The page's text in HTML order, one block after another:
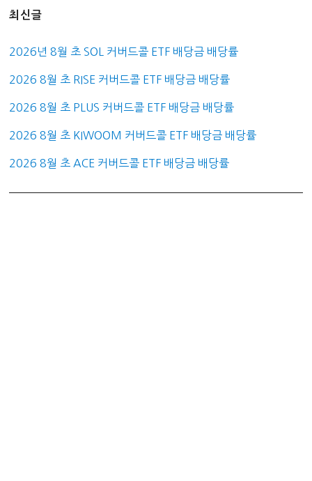
최신글
2026년 8월 초 SOL 커버드콜 ETF 배당금 배당률
2026 8월 초 RISE 커버드콜 ETF 배당금 배당률
2026 8월 초 PLUS 커버드콜 ETF 배당금 배당률
2026 8월 초 KIWOOM 커버드콜 ETF 배당금 배당률
2026 8월 초 ACE 커버드콜 ETF 배당금 배당률